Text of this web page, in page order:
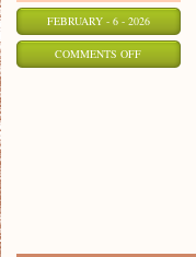
FEBRUARY - 6 - 2026
COMMENTS OFFON